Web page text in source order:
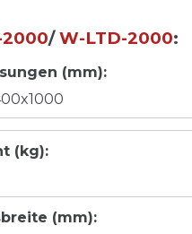
/W-LTD-2000:
(mm):
(kg):
(mm):